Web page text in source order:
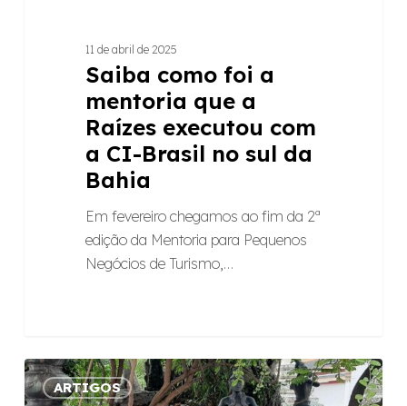
11 de abril de 2025
Saiba como foi a
mentoria que a
Raízes executou com
a CI-Brasil no sul da
Bahia
Em fevereiro chegamos ao fim da 2ª
edição da Mentoria para Pequenos
Negócios de Turismo,…
Entre
fusosARTIGOS